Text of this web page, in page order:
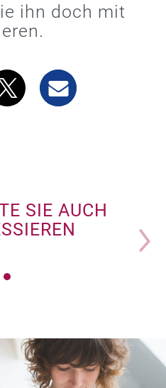
ihn doch mit
SIE AUCH